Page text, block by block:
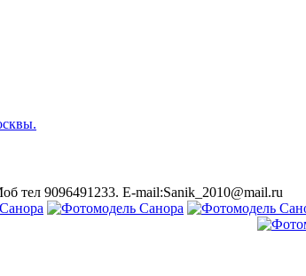
тел 9096491233. E-mail:Sanik_2010@mail.ru